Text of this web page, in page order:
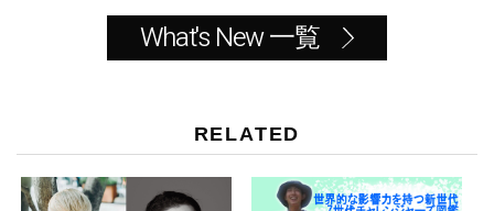
What's New 一覧
RELATED